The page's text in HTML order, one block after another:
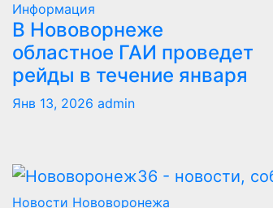
Информация
В Нововорнеже
областное ГАИ проведет
рейды в течение января
Янв 13, 2026 admin
Новости Нововоронежа